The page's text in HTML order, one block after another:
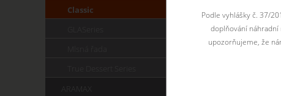
Classic
ARAMAX
Podle vyhlášky č. 37/
doplňování
upozorňujeme, že